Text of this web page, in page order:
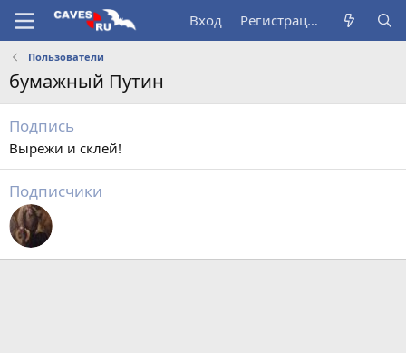
Вход Регистрация
Пользователи
бумажный Путин
Подпись
Вырежи и склей!
Подписчики